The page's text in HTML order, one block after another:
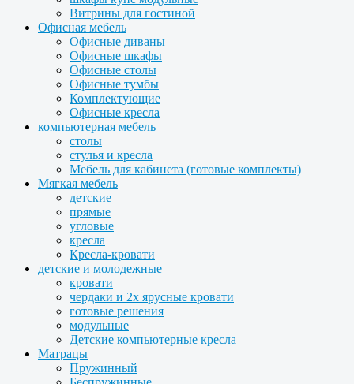
Витрины для гостиной
Офисная мебель
Офисные диваны
Офисные шкафы
Офисные столы
Офисные тумбы
Комплектующие
Офисные кресла
компьютерная мебель
столы
стулья и кресла
Мебель для кабинета (готовые комплекты)
Мягкая мебель
детские
прямые
угловые
кресла
Кресла-кровати
детские и молодежные
кровати
чердаки и 2х ярусные кровати
готовые решения
модульные
Детские компьютерные кресла
Матрацы
Пружинный